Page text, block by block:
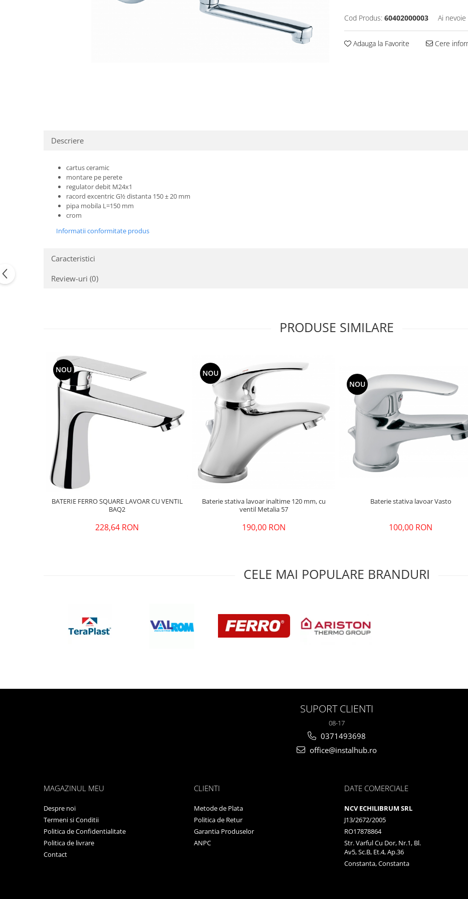
Cod Produs: 60402000003 Ai
Adauga la Favorite Cere
Descriere
cartus ceramic
montare pe perete
regulator debit M24x1
racord excentric G½ distanta 150 ± 20 mm
pipa mobila L=150 mm
crom
Informatii conformitate produs
Caracteristici
Review-uri (0)
PRODUSE SIMILARE
NOU
BATERIE FERRO SQUARE LAVOAR CU VENTIL
BAQ2
228,64 RON
NOU
Baterie stativa lavoar inaltime 120 mm, cu
ventil Metalia 57
190,00 RON
NOU
Baterie stativa lavoar Vasto
100,00 RON
CELE MAI POPULARE BRANDURI
SUPORT CLIENTI
08-17
0371493698
office@instalhub.ro
MAGAZINUL MEU
Despre noi
Termeni si Conditii
Politica de Confidentialitate
Politica de livrare
Contact
CLIENTI
Metode de Plata
Politica de Retur
Garantia Produselor
ANPC
DATE COMERCIALE
NCV ECHILIBRUM SRL
J13/2672/2005
RO17878864
Str. Varful Cu Dor, Nr.1, Bl.
Av5, Sc.B, Et.4, Ap.36
Constanta, Constanta